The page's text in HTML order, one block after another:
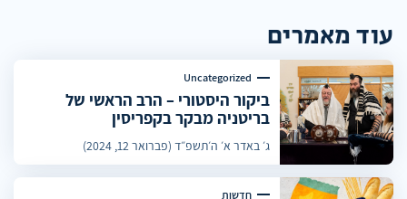
עוד מאמרים
Uncategorized
ביקור היסטורי – הרב הראשי של
בריטניה מבקר בקפריסין
ג׳ באדר א׳ ה׳תשפ״ד (פברואר 12, 2024)
חדשות